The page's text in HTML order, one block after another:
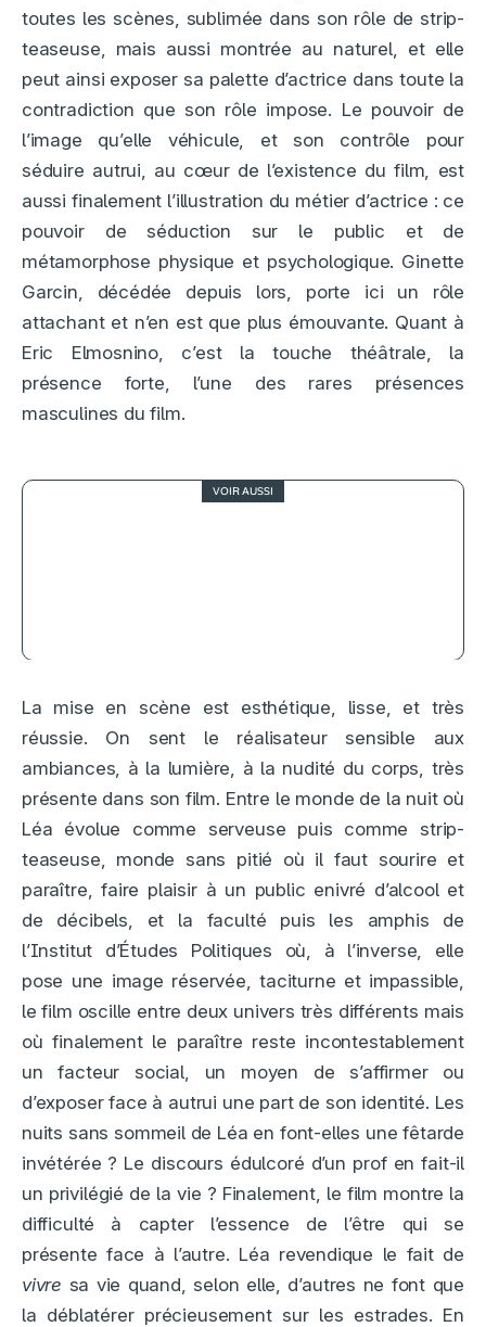
toutes les scènes, sublimée dans son rôle de strip-
teaseuse, mais aussi montrée au naturel, et elle
peut ainsi exposer sa palette d’actrice dans toute la
contradiction que son rôle impose. Le pouvoir de
l’image qu’elle véhicule, et son contrôle pour
séduire autrui, au cœur de l’existence du film, est
aussi finalement l’illustration du métier d’actrice : ce
pouvoir de séduction sur le public et de
métamorphose physique et psychologique. Ginette
Garcin, décédée depuis lors, porte ici un rôle
attachant et n’en est que plus émouvante. Quant à
Eric Elmosnino, c’est la touche théâtrale, la
présence forte, l’une des rares présences
masculines du film.
VOIR AUSSI
La mise en scène est esthétique, lisse, et très
réussie. On sent le réalisateur sensible aux
ambiances, à la lumière, à la nudité du corps, très
présente dans son film. Entre le monde de la nuit où
Léa évolue comme serveuse puis comme strip-
teaseuse, monde sans pitié où il faut sourire et
paraître, faire plaisir à un public enivré d’alcool et
de décibels, et la faculté puis les amphis de
l’Institut d’Études Politiques où, à l’inverse, elle
pose une image réservée, taciturne et impassible,
le film oscille entre deux univers très différents mais
où finalement le paraître reste incontestablement
un facteur social, un moyen de s’affirmer ou
d’exposer face à autrui une part de son identité. Les
nuits sans sommeil de Léa en font-elles une fêtarde
invétérée ? Le discours édulcoré d’un prof en fait-il
un privilégié de la vie ? Finalement, le film montre la
difficulté à capter l’essence de l’être qui se
présente face à l’autre. Léa revendique le fait de
vivre sa vie quand, selon elle, d’autres ne font que
la déblatérer précieusement sur les estrades. En